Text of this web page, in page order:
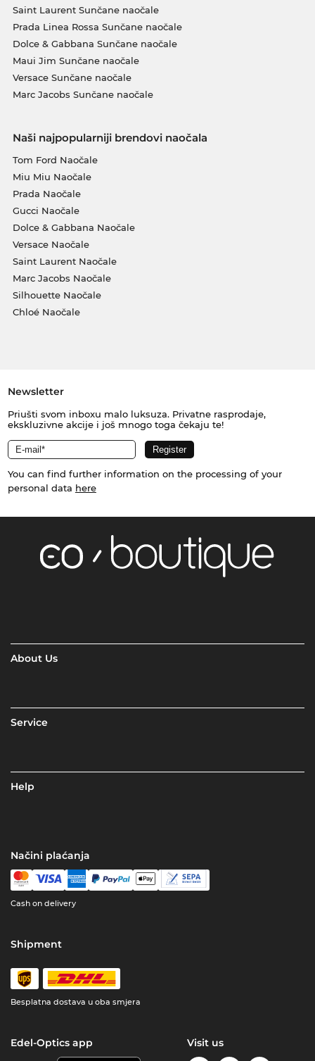
Saint Laurent Sunčane naočale
Prada Linea Rossa Sunčane naočale
Dolce & Gabbana Sunčane naočale
Maui Jim Sunčane naočale
Versace Sunčane naočale
Marc Jacobs Sunčane naočale
Naši najpopularniji brendovi naočala
Tom Ford Naočale
Miu Miu Naočale
Prada Naočale
Gucci Naočale
Dolce & Gabbana Naočale
Versace Naočale
Saint Laurent Naočale
Marc Jacobs Naočale
Silhouette Naočale
Chloé Naočale
Newsletter
Priušti svom inboxu malo luksuza. Privatne rasprodaje,
ekskluzivne akcije i još mnogo toga čekaju te!
You can find further information on the processing of your
personal data here
About Us
Service
Help
Načini plaćanja
Cash on delivery
Shipment
Besplatna dostava u oba smjera
Edel-Optics app Visit us